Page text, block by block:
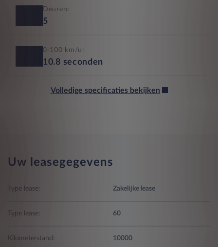
Deuren:
5
0-100 km/u:
10.8 seconden
Volledige specificaties bekijken
Uw leasegegevens
Type lease: Zakelijke lease
Type lease: 60
Kilometerstand: 10000